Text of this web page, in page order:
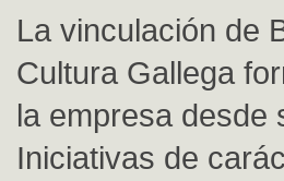
La vinculación de
Cultura Gallega
la empresa desde
Iniciativas de